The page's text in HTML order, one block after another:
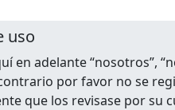
uso
en adelante “nosotros”,
por favor no se
que los revisase por su